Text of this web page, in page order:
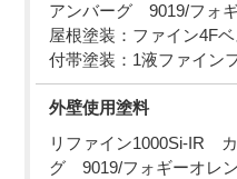
アンバーグ 9019/フォ
屋根塗装：ファイン4F
付帯塗装：1液ファイン
外壁使用塗料
リファイン1000Si-IR
グ 9019/フォギーオレ